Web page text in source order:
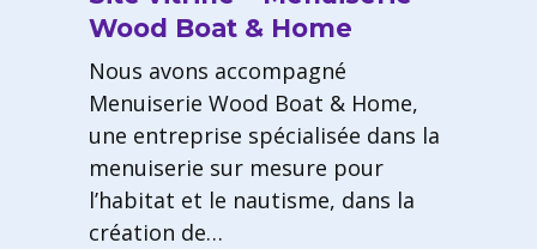
Wood Boat & Home
Nous avons accompagné
Menuiserie Wood Boat & Home,
une entreprise spécialisée dans la
menuiserie sur mesure pour
l’habitat et le nautisme, dans la
création de…